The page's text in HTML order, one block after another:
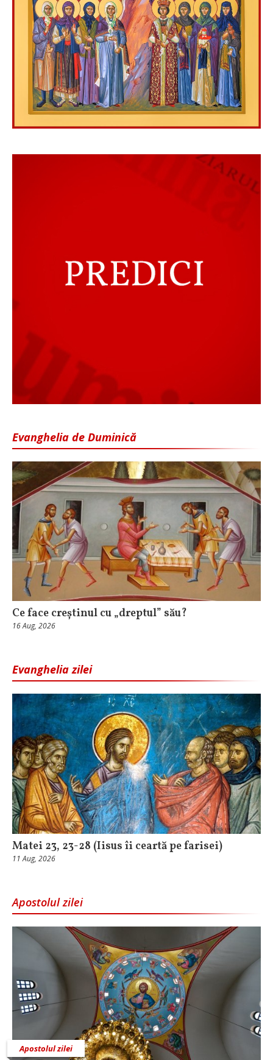
Evanghelia de Duminică
Ce face creștinul cu „dreptul” său?
16 Aug, 2026
Evanghelia zilei
Matei 23, 23-28 (Iisus îi ceartă pe farisei)
11 Aug, 2026
Apostolul zilei
Apostolul zilei